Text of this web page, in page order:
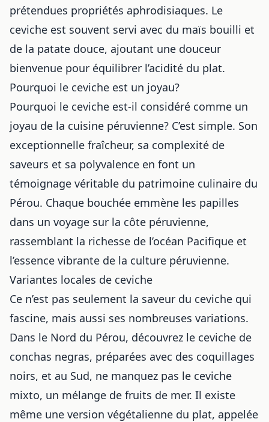
prétendues propriétés aphrodisiaques. Le
ceviche est souvent servi avec du maïs bouilli et
de la patate douce, ajoutant une douceur
bienvenue pour équilibrer l’acidité du plat.
Pourquoi le ceviche est un joyau?
Pourquoi le ceviche est-il considéré comme un
joyau de la cuisine péruvienne? C’est simple. Son
exceptionnelle fraîcheur, sa complexité de
saveurs et sa polyvalence en font un
témoignage véritable du patrimoine culinaire du
Pérou. Chaque bouchée emmène les papilles
dans un voyage sur la côte péruvienne,
rassemblant la richesse de l’océan Pacifique et
l’essence vibrante de la culture péruvienne.
Variantes locales de ceviche
Ce n’est pas seulement la saveur du ceviche qui
fascine, mais aussi ses nombreuses variations.
Dans le Nord du Pérou, découvrez le ceviche de
conchas negras, préparées avec des coquillages
noirs, et au Sud, ne manquez pas le ceviche
mixto, un mélange de fruits de mer. Il existe
même une version végétalienne du plat, appelée